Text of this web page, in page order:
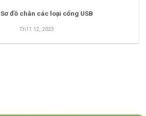
Sơ đồ chân các loại cổng USB
Th11 12, 2023